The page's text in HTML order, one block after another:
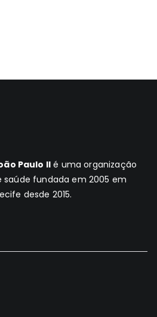
Paulo II é uma organização
saúde fundada em 2005 em
desde 2015.